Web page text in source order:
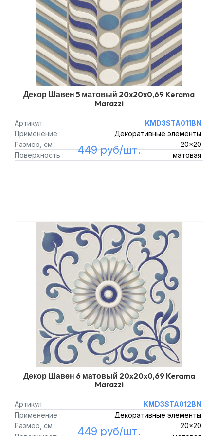
Декор Шавен 5 матовый 20x20x0,69 Kerama
Marazzi
Артикул
KMD3STA011BN
Применение :
Декоративные элементы
Размер, см :
20x20
Поверхность :
матовая
449 руб/шт.
Декор Шавен 6 матовый 20x20x0,69 Kerama
Marazzi
Артикул
KMD3STA012BN
Применение :
Декоративные элементы
Размер, см :
20x20
449 руб/шт.